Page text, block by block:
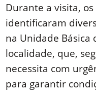
Durante a visita,
identificaram
na Unidade Básica
localidade, que,
necessita com
para garantir